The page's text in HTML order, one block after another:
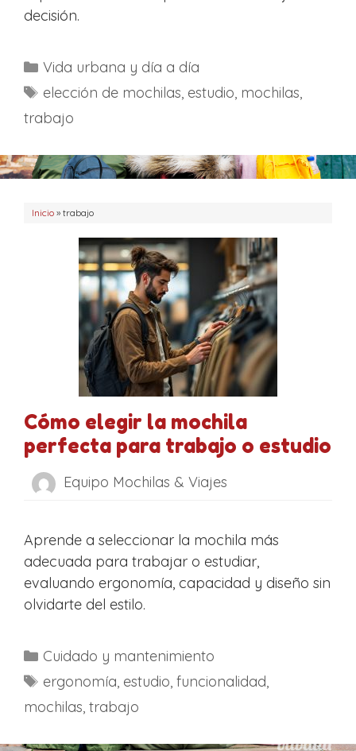
decisión.
C
a
t
g
o
í
Vida urbana y día a día
E
t
q
u
t
elección de mochilas, estudio, mochilas,
trabajo
Inicio » trabajo
Cómo elegir la mochila
perfecta para trabajo o estudio
Equipo Mochilas & Viajes
Aprende a seleccionar la mochila más
adecuada para trabajar o estudiar,
evaluando ergonomía, capacidad y diseño sin
olvidarte del estilo.
C
a
g
Cuidado y mantenimiento
E
t
q
ergonomía, estudio, funcionalidad,
mochilas, trabajo